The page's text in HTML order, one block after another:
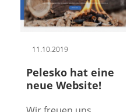
11.10.2019
Pelesko hat eine
neue Website!